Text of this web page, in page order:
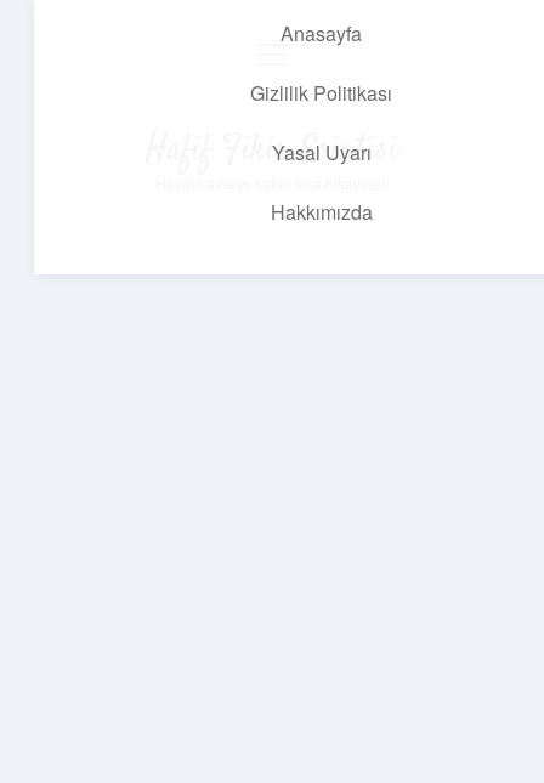
Anasayfa
Gizlilik Politikası
Yasal Uyarı
Hakkımızda
Hafif Fikir Esintisi